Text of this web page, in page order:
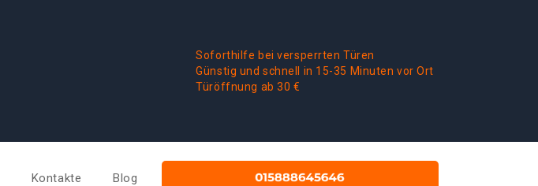
Soforthilfe bei versperrten Türen
Günstig und schnell in 15-35 Minuten vor Ort
Türöffnung ab 30 €
Kontakte Blog